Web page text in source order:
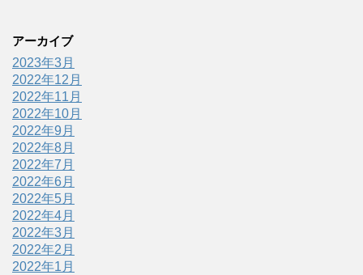
アーカイブ
2023年3月
2022年12月
2022年11月
2022年10月
2022年9月
2022年8月
2022年7月
2022年6月
2022年5月
2022年4月
2022年3月
2022年2月
2022年1月